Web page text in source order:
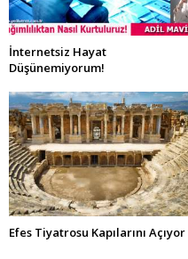
İnternetsiz Hayat
Düşünemiyorum!
Efes Tiyatrosu Kapılarını Açıyor